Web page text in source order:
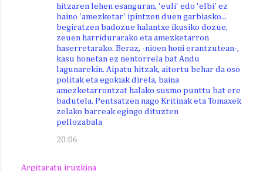
hitzaren lehen esanguran, 'euli' edo 'elbi' ez
baino 'amezketar' ipintzen duen garbiasko...
begiratzen badozue halantxe ikusiko dozue,
zeuen harridurarako eta amezketarron
haserretarako. Beraz, -nioen honi erantzutean-,
kasu honetan ez nentorrela bat Andu
lagunarekin. Aipatu hitzak, aitortu behar da oso
politak eta egokiak direla, baina
amezketarrontzat halako susmo punttu bat ere
badutela. Pentsatzen nago Kritinak eta Tomaxek
zelako barreak egingo dituzten
pellozabala
20:06
Argitaratu iruzkina